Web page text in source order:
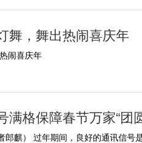
舞，舞出热闹喜庆年
闹喜庆年
满格保障春节万家“团
郎麒） 过年期间，良好的通讯信号